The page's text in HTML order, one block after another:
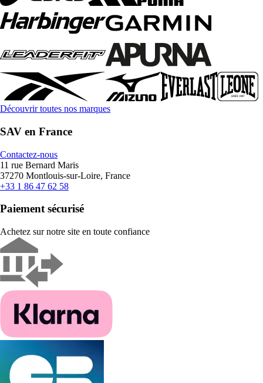
Découvrir toutes nos marques
SAV en France
Contactez-nous
11 rue Bernard Maris
37270 Montlouis-sur-Loire, France
+33 1 86 47 62 58
Paiement sécurisé
Achetez sur notre site en toute confiance